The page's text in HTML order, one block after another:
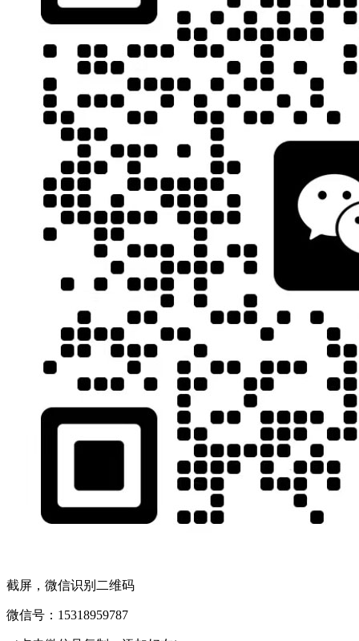
截屏，微信识别二维码
微信号： 15318959787